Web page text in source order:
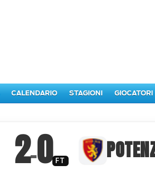
CALENDARIO STAGIONI GIOCATORI
2–0 FT